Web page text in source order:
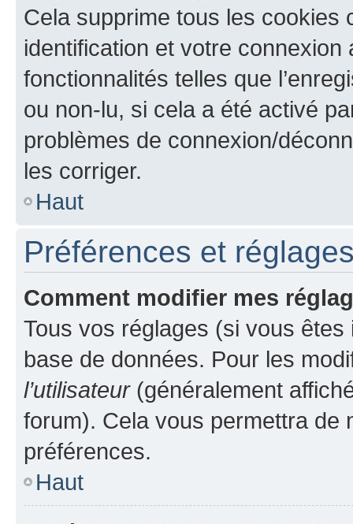
Cela supprime tous les cookies
identification et votre
fonctionnalités telles que
ou non-lu, si cela a été activé
problèmes de connexion/
les corriger.
Haut
Préférences et
Comment modifier mes
Tous vos réglages (si vous
base de données. Pour les
l’utilisateur(généralement
forum). Cela vous permettra de
préférences.
Haut